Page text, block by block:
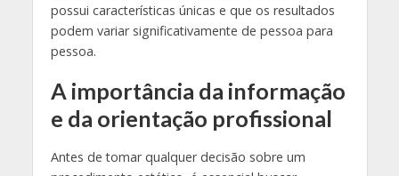
possui características únicas e que os resultados
podem variar significativamente de pessoa para
pessoa.
A importância da informação
e da orientação profissional
Antes de tomar qualquer decisão sobre um